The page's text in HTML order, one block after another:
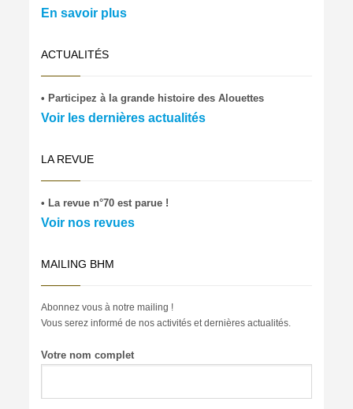
En savoir plus
ACTUALITÉS
• Participez à la grande histoire des Alouettes
Voir les dernières actualités
LA REVUE
• La revue n°70 est parue !
Voir nos revues
MAILING BHM
Abonnez vous à notre mailing !
Vous serez informé de nos activités et dernières actualités.
Votre nom complet